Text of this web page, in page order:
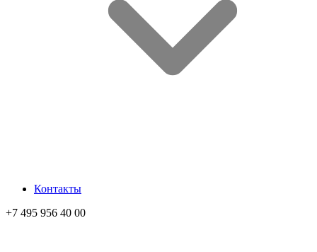
Контакты
+7 495 956 40 00